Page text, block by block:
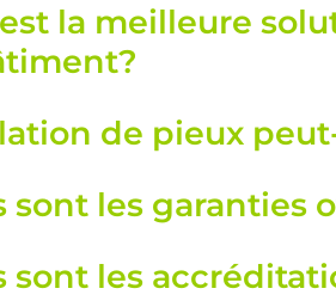
la meilleure
de pieux
sont les garanties
sont les